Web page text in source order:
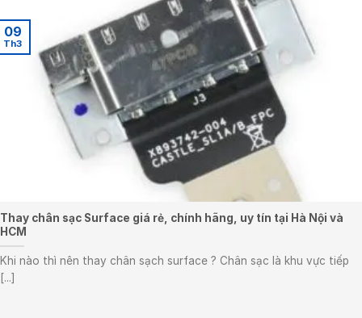
Thay chân sạc Surface giá rẻ, chính hãng, uy tín tại Hà Nội và
HCM
Khi nào thì nên thay chân sạch surface ? Chân sạc là khu vực tiếp
[...]
09
Th3